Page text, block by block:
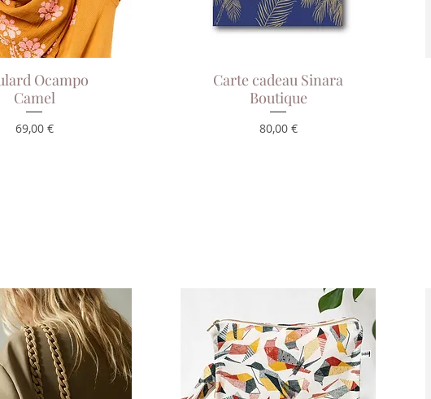
Aperçu rapide
Ocampo
Camel
Prix
69,00 €
Aperçu rapide
Carte cadeau Sinara
Boutique
Prix
80,00 €